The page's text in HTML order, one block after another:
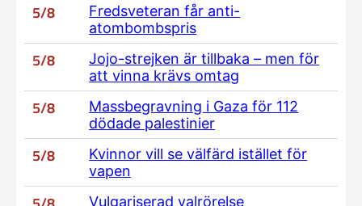
5/8
Fredsveteran får anti-
atombombspris
5/8
Jojo-strejken är tillbaka – men för
att vinna krävs omtag
5/8
Massbegravning i Gaza för 112
dödade palestinier
5/8
Kvinnor vill se välfärd istället för
vapen
Vulgariserad valrörelse